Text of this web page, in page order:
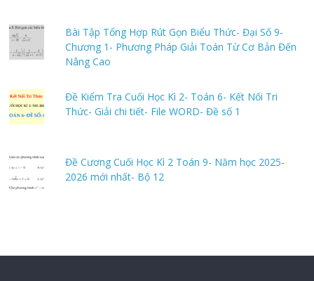
Bài Tập Tổng Hợp Rút Gọn Biểu Thức- Đại Số 9-
Chương 1- Phương Pháp Giải Toán Từ Cơ Bản Đến
Nâng Cao
Đề Kiểm Tra Cuối Học Kì 2- Toán 6- Kết Nối Tri
Thức- Giải chi tiết- File WORD- Đề số 1
Đề Cương Cuối Học Kì 2 Toán 9- Năm học 2025-
2026 mới nhất- Bộ 12